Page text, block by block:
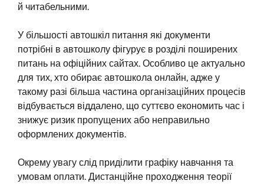
й читабельними.
У більшості автошкіл питання які документи
потрібні в автошколу фігурує в розділі поширених
питань на офіційних сайтах. Особливо це актуально
для тих, хто обирає автошкола онлайн, адже у
такому разі більша частина організаційних процесів
відбувається віддалено, що суттєво економить час і
знижує ризик пропущених або неправильно
оформлених документів.
Окрему увагу слід приділити графіку навчання та
умовам оплати. Дистанційне проходження теорії